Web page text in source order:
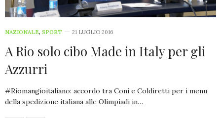
NAZIONALE, SPORT 21 LUGLIO 2016
A Rio solo cibo Made in Italy per gli
Azzurri
#Riomangioitaliano: accordo tra Coni e Coldiretti per i menu
della spedizione italiana alle Olimpiadi in…